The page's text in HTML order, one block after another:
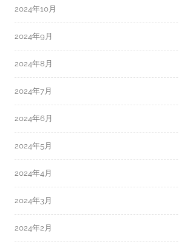
2024年10月
2024年9月
2024年8月
2024年7月
2024年6月
2024年5月
2024年4月
2024年3月
2024年2月